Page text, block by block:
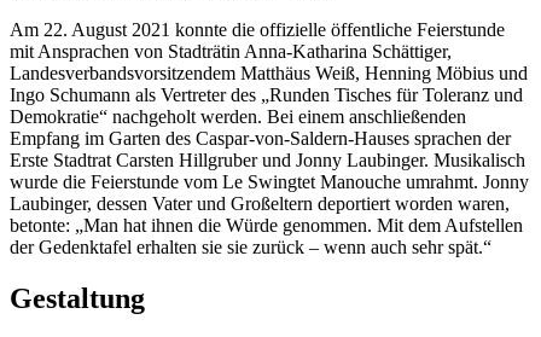
Am 22. August 2021 konnte die offizielle öffentliche Feierstunde
mit Ansprachen von Stadträtin Anna-Katharina Schättiger,
Landesverbandsvorsitzendem Matthäus Weiß, Henning Möbius und
Ingo Schumann als Vertreter des „Runden Tisches für Toleranz und
Demokratie“ nachgeholt werden. Bei einem anschließenden
Empfang im Garten des Caspar-von-Saldern-Hauses sprachen der
Erste Stadtrat Carsten Hillgruber und Jonny Laubinger. Musikalisch
wurde die Feierstunde vom Le Swingtet Manouche umrahmt. Jonny
Laubinger, dessen Vater und Großeltern deportiert worden waren,
betonte: „Man hat ihnen die Würde genommen. Mit dem Aufstellen
der Gedenktafel erhalten sie sie zurück – wenn auch sehr spät.“
Gestaltung